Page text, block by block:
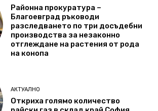
Районна прокуратура –
Благоевград ръководи
разследването по три досъдебни
производства за незаконно
отглеждане на растения от рода
на конопа
АКТУАЛНО
Откриха голямо количество